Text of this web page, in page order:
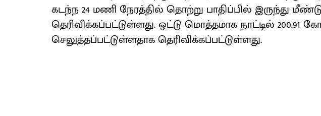
கடந்ந 24 மணி நேரத்தில் தொற்று பாதிப்பில் இருந்து
தெரிவிக்கப்பட்டுள்ளது. ஒட்டு மொத்தமாக நாட்டில் 200.91
செலுத்தப்பட்டுள்ளதாக தெரிவிக்கப்பட்டுள்ளது.